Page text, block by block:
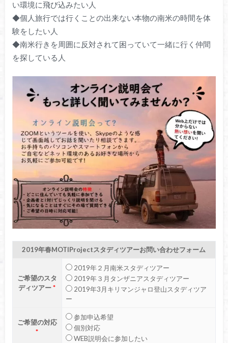
い環境に飛び込みたい人
◆個人旅行では行くことの出来ない本物の南米の時間を体
験をしたい人
◆南米行きを周囲に反対されて困っていて一緒に行く仲間
を探している人
2019年春MOTIProjectスタディツアーお問い合わせフォーム
ご希望のスタ
ディツアー *
2019年２月南米スタディツアー
2019年３月タンザニアスタディツアー
2019年3月キリマンジャロ登山スタディツア
ー
ご希望の対応
*
参加申込希望
個別対応
WEB説明会に参加したい